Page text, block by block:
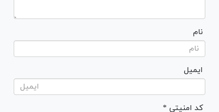
نام
ایمیل
* کد امنیتی